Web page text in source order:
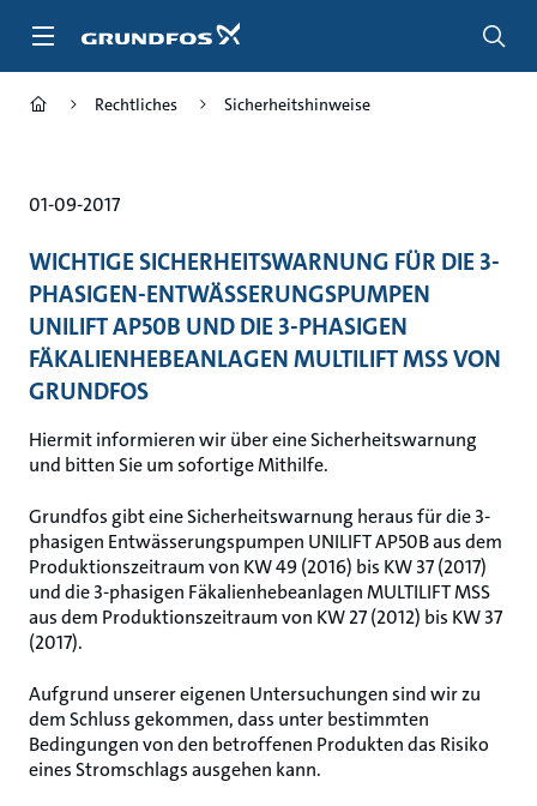
Inhalt
Rechtliches Sicherheitshinweise
01-09-2017
WICHTIGE SICHERHEITSWARNUNG FÜR DIE 3-
PHASIGEN-ENTWÄSSERUNGSPUMPEN
UNILIFT AP50B UND DIE 3-PHASIGEN
FÄKALIENHEBEANLAGEN MULTILIFT MSS VON
GRUNDFOS
Hiermit informieren wir über eine Sicherheitswarnung
und bitten Sie um sofortige Mithilfe.
Grundfos gibt eine Sicherheitswarnung heraus für die 3-
phasigen Entwässerungspumpen UNILIFT AP50B aus dem
Produktionszeitraum von KW 49 (2016) bis KW 37 (2017)
und die 3-phasigen Fäkalienhebeanlagen MULTILIFT MSS
aus dem Produktionszeitraum von KW 27 (2012) bis KW 37
(2017).
Aufgrund unserer eigenen Untersuchungen sind wir zu
dem Schluss gekommen, dass unter bestimmten
Bedingungen von den betroffenen Produkten das Risiko
eines Stromschlags ausgehen kann.